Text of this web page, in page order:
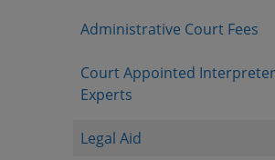
Administrative Court Fees
Court Appointed
Experts
Legal Aid